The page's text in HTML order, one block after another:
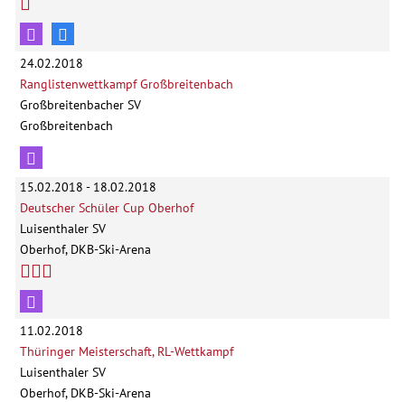
24.02.2018
Ranglistenwettkampf Großbreitenbach
Großbreitenbacher SV
Großbreitenbach
15.02.2018 - 18.02.2018
Deutscher Schüler Cup Oberhof
Luisenthaler SV
Oberhof, DKB-Ski-Arena
11.02.2018
Thüringer Meisterschaft, RL-Wettkampf
Luisenthaler SV
Oberhof, DKB-Ski-Arena